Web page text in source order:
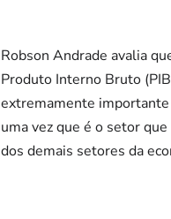
Robson Andrade avalia
Produto Interno Bruto
extremamente importante
uma vez que é o setor
dos demais setores da